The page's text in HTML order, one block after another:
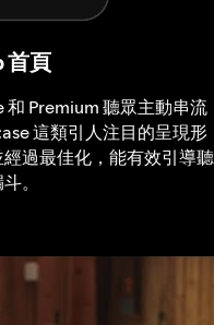
首頁
Premium 聽眾主動串流
這類引人注目的呈現形
過最佳化，能有效引導聽
。